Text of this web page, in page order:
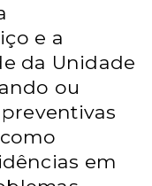
e a
da Unidade
ou
em